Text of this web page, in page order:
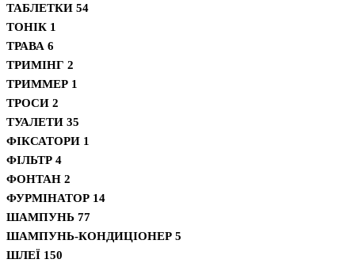
ТАБЛЕТКИ 54
ТОНІК 1
ТРАВА 6
ТРИМІНГ 2
ТРИММЕР 1
ТРОСИ 2
ТУАЛЕТИ 35
ФІКСАТОРИ 1
ФІЛЬТР 4
ФОНТАН 2
ФУРМІНАТОР 14
ШАМПУНЬ 77
ШАМПУНЬ-КОНДИЦІОНЕР 5
ШЛЕЇ 150